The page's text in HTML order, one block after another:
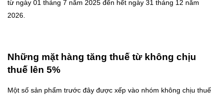
từ ngày 01 tháng 7 năm 2025 đến hết ngày 31 tháng 12 năm
2026.
Những mặt hàng tăng thuế từ không chịu
thuế lên 5%
Một số sản phẩm trước đây được xếp vào nhóm không chịu thuế